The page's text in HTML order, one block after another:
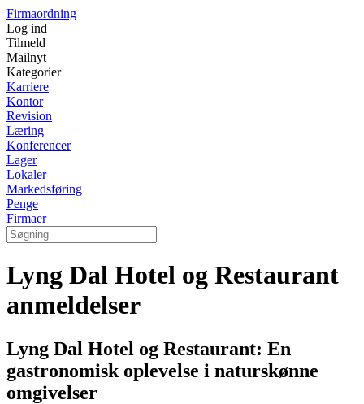
Firmaordning
Log ind
Tilmeld
Mailnyt
Kategorier
Karriere
Kontor
Revision
Læring
Konferencer
Lager
Lokaler
Markedsføring
Penge
Firmaer
Lyng Dal Hotel og Restaurant
anmeldelser
Lyng Dal Hotel og Restaurant: En
gastronomisk oplevelse i naturskønne
omgivelser